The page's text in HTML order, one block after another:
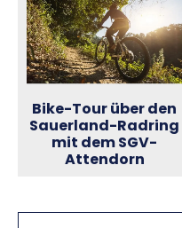
Bike-Tour über den
Sauerland-Radring
mit dem SGV-
Attendorn